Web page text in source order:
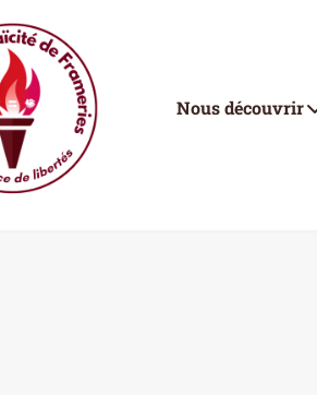
Nous découvrir